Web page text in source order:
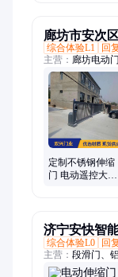
廊坊市安次
综合体验L1
回
主营： 廊坊电动
坊停车场、廊坊
闸设备、廊坊道
定制不锈钢伸缩
门 电动遥控大门
济宁安快智
综合体验L0
回
主营： 段滑门、
锈钢伸缩门、空